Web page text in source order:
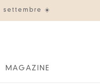
settembre ☀️
MAGAZINE